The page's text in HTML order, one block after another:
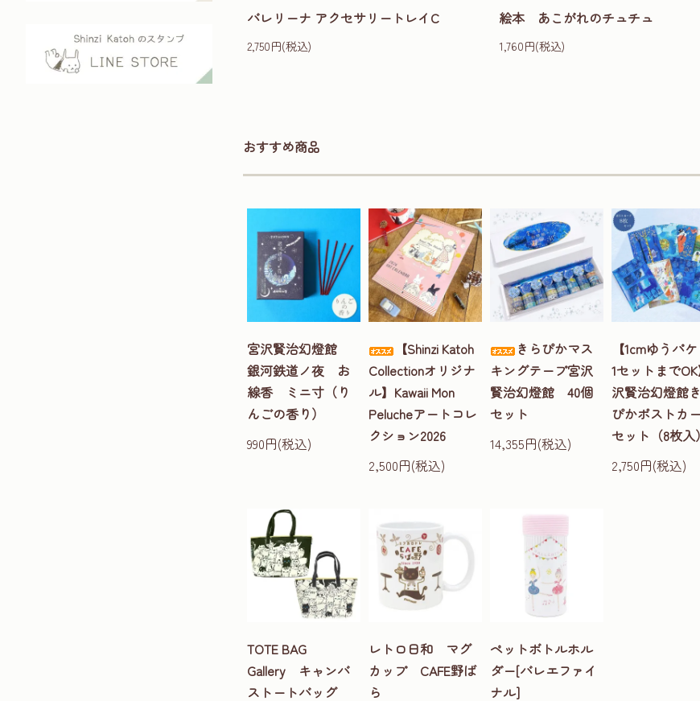
バレリーナ アクセサリートレイC
2,750円(税込)
絵本 あこがれのチュチュ
1,760円(税込)
おすすめ商品
宮沢賢治幻燈館
銀河鉄道ノ夜 お
線香 ミニ寸（り
んごの香り）
990円(税込)
【Shinzi Katoh
Collectionオリジナ
ル】Kawaii Mon
Pelucheアートコレ
クション2026
2,500円(税込)
きらぴかマス
キングテープ宮沢
賢治幻燈館 40個
セット
14,355円(税込)
【1cmゆうパ
1セットまで
沢賢治幻燈館
ぴかポストカ
セット（8枚入）
2,750円(税込)
TOTE BAG
Gallery キャンバ
ストートバッグ
レトロ日和 マグ
カップ CAFE野ば
ら
ペットボトルホル
ダー[バレエファイ
ナル]